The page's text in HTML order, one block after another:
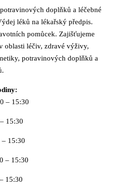
doplňků a léčebné
léků na lékařský předpis.
pomůcek. Zajišťujeme
oblasti léčiv, zdravé výživy,
potravinových doplňků a
– 15:30
15:30
– 15:30
– 15:30
15:30